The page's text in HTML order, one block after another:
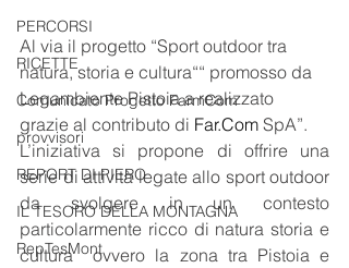
PERCORSI
RICETTE
Comunicato Progetto FarmCom
provvisori
REPORT DI PIERO
IL TESORO DELLA MONTAGNA
RepTesMont
Al via il progetto “Sport outdoor tra
natura, storia e cultura““ promosso da
Legambiente Pistoia a realizzato
grazie al contributo di Far.Com SpA”.
L’iniziativa si propone di offrire una
serie di attività legate allo sport outdoor
da svolgere in un contesto
particolarmente ricco di natura storia e
cultura  ovvero la zona tra Pistoia e